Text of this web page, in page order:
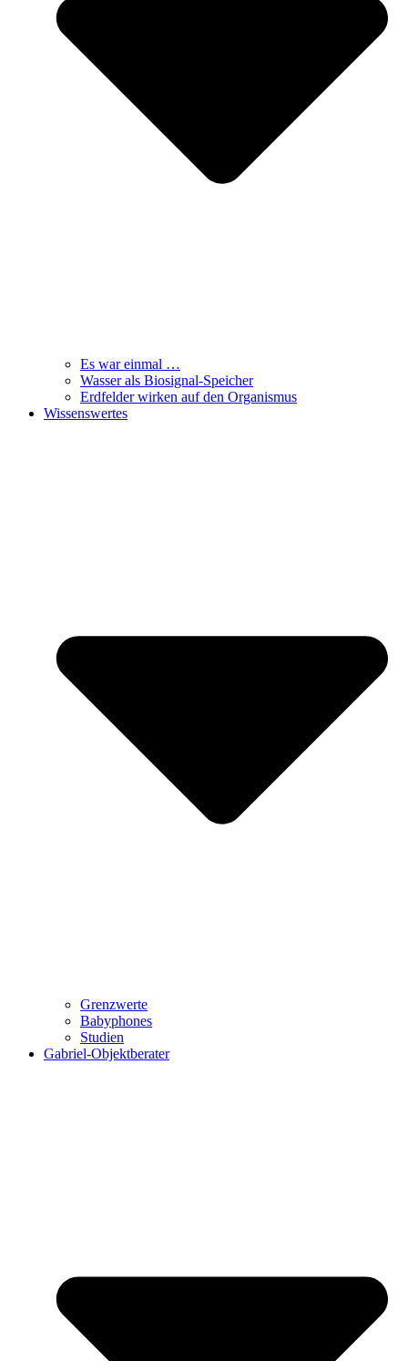
Es war einmal …
Wasser als Biosignal-Speicher
Erdfelder wirken auf den Organismus
Wissenswertes
Grenzwerte
Babyphones
Studien
Gabriel-Objektberater